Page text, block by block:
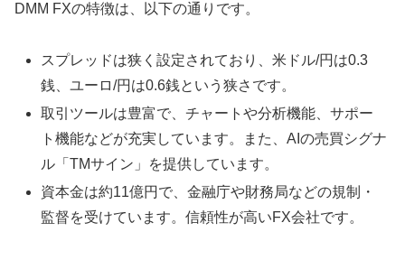
DMM FXの特徴は、以下の通りです。
スプレッドは狭く設定されており、米ドル/円は0.3
銭、ユーロ/円は0.6銭という狭さです。
取引ツールは豊富で、チャートや分析機能、サポー
ト機能などが充実しています。また、AIの売買シグナ
ル「TMサイン」を提供しています。
資本金は約11億円で、金融庁や財務局などの規制・
監督を受けています。信頼性が高いFX会社です。